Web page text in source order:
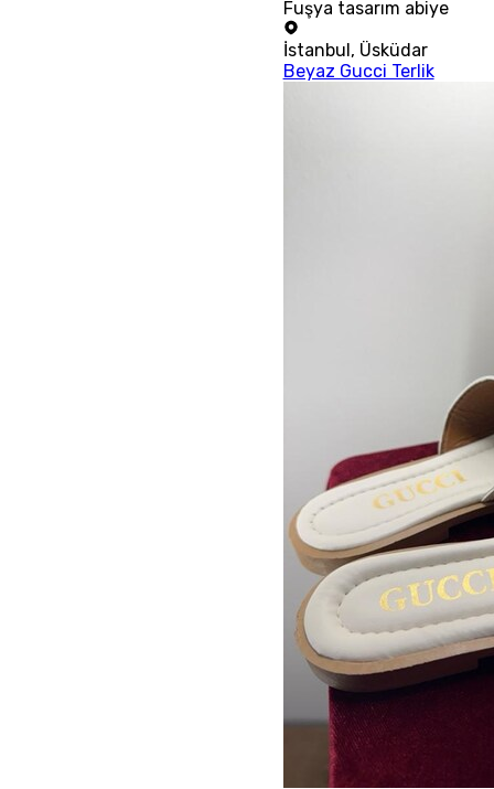
Fuşya tasarım abiye
İstanbul, Üsküdar
Beyaz Gucci Terlik